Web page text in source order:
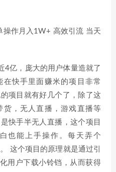
4亿，庞大的用户体量造就了
快手里面赚米的项目非常
项目就有好几个了，除了这
货，无人直播，游戏直播等
快手半无人直播，这个项目
也能上手操作。每天弄个
这个项目的原理就是通过引
用户下载小铃铛，从而获得